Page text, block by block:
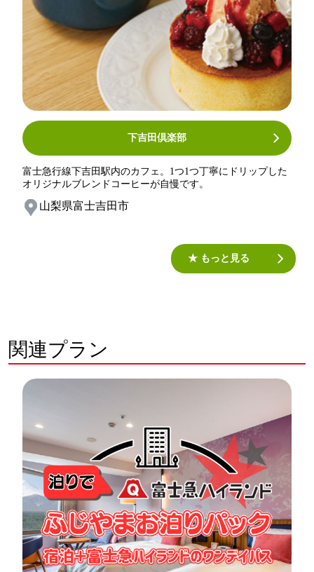
下吉田倶楽部
富士急行線下吉田駅内のカフェ。1つ1つ丁寧にドリップした
オリジナルブレンドコーヒーが自慢です。
山梨県富士吉田市
★ もっと見る
関連プラン